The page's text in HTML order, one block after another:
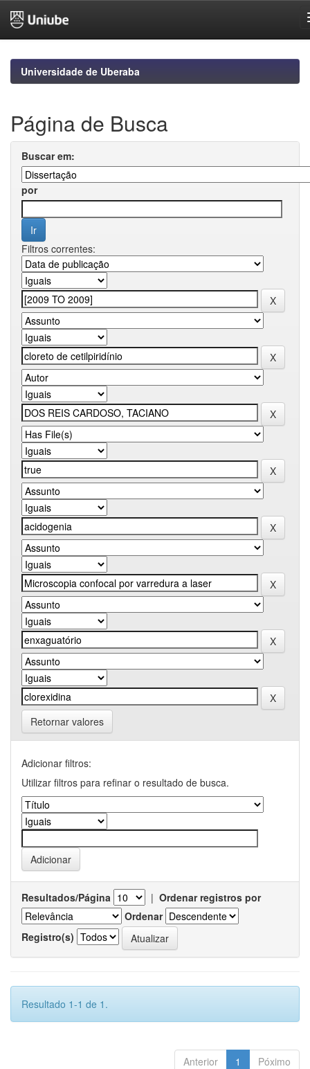
navigationUniversidade de Uberaba
Página de Busca
Buscar em:
por
Filtros correntes:
Retornar valores
Adicionar filtros:
Utilizar filtros para refinar o resultado de busca.
Resultados/Página | Ordenar registros por
Ordenar
Registro(s)
Resultado 1-1 de 1.
Anterior 1 Póximo